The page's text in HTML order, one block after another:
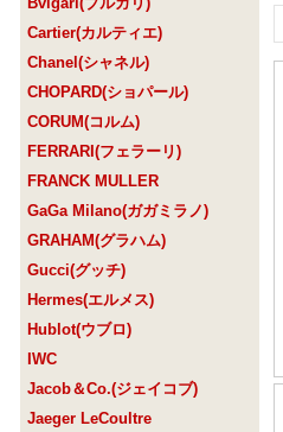
Cartier(カルティエ)
Chanel(シャネル)
CHOPARD(ショパール)
CORUM(コルム)
FERRARI(フェラーリ)
FRANCK MULLER
GaGa Milano(ガガミラノ)
GRAHAM(グラハム)
Gucci(グッチ)
Hermes(エルメス)
Hublot(ウブロ)
IWC
Jacob＆Co.(ジェイコブ)
Jaeger LeCoultre